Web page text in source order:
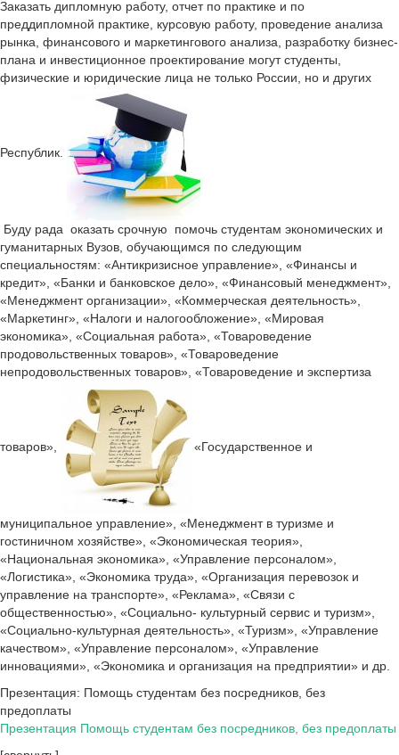
Заказать дипломную работу, отчет по практике и по
преддипломной практике, курсовую работу, проведение анализа
рынка, финансового и маркетингового анализа, разработку бизнес-
плана и инвестиционное проектирование могут студенты,
физические и юридические лица не только России, но и других
Республик.
Буду рада оказать срочную помочь студентам экономических и
гуманитарных Вузов, обучающимся по следующим
специальностям: «Антикризисное управление», «Финансы и
кредит», «Банки и банковское дело», «Финансовый менеджмент»,
«Менеджмент организации», «Коммерческая деятельность»,
«Маркетинг», «Налоги и налогообложение», «Мировая
экономика», «Социальная работа», «Товароведение
продовольственных товаров», «Товароведение
непродовольственных товаров», «Товароведение и экспертиза
товаров», «Государственное и
муниципальное управление», «Менеджмент в туризме и
гостиничном хозяйстве», «Экономическая теория»,
«Национальная экономика», «Управление персоналом»,
«Логистика», «Экономика труда», «Организация перевозок и
управление на транспорте», «Реклама», «Связи с
общественностью», «Социально- культурный сервис и туризм»,
«Социально-культурная деятельность», «Туризм», «Управление
качеством», «Управление персоналом», «Управление
инновациями», «Экономика и организация на предприятии» и др.
Презентация: Помощь студентам без посредников, без
предоплаты
Презентация Помощь студентам без посредников, без предоплаты